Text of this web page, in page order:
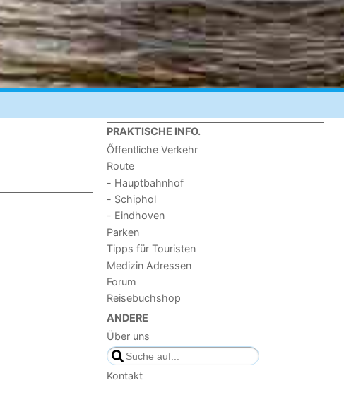
PRAKTISCHE INFO.
Őffentliche Verkehr
Route
- Hauptbahnhof
- Schiphol
- Eindhoven
Parken
Tipps für Touristen
Medizin Adressen
Forum
Reisebuchshop
ANDERE
Über uns
Kontakt